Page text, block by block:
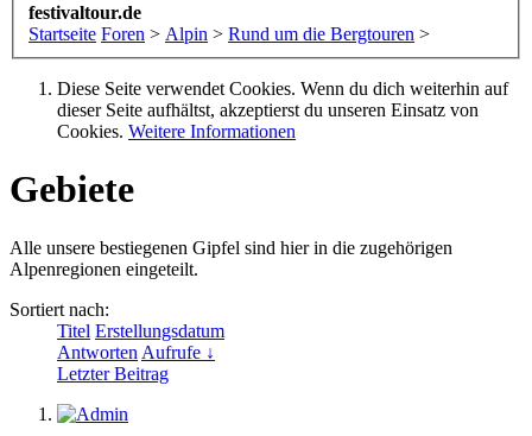
festivaltour.de
Startseite Foren > Alpin > Rund um die Bergtouren >
Diese Seite verwendet Cookies. Wenn du dich weiterhin auf
dieser Seite aufhältst, akzeptierst du unseren Einsatz von
Cookies. Weitere Informationen
Gebiete
Alle unsere bestiegenen Gipfel sind hier in die zugehörigen
Alpenregionen eingeteilt.
Sortiert nach:
Titel Erstellungsdatum
Antworten Aufrufe ↓
Letzter Beitrag